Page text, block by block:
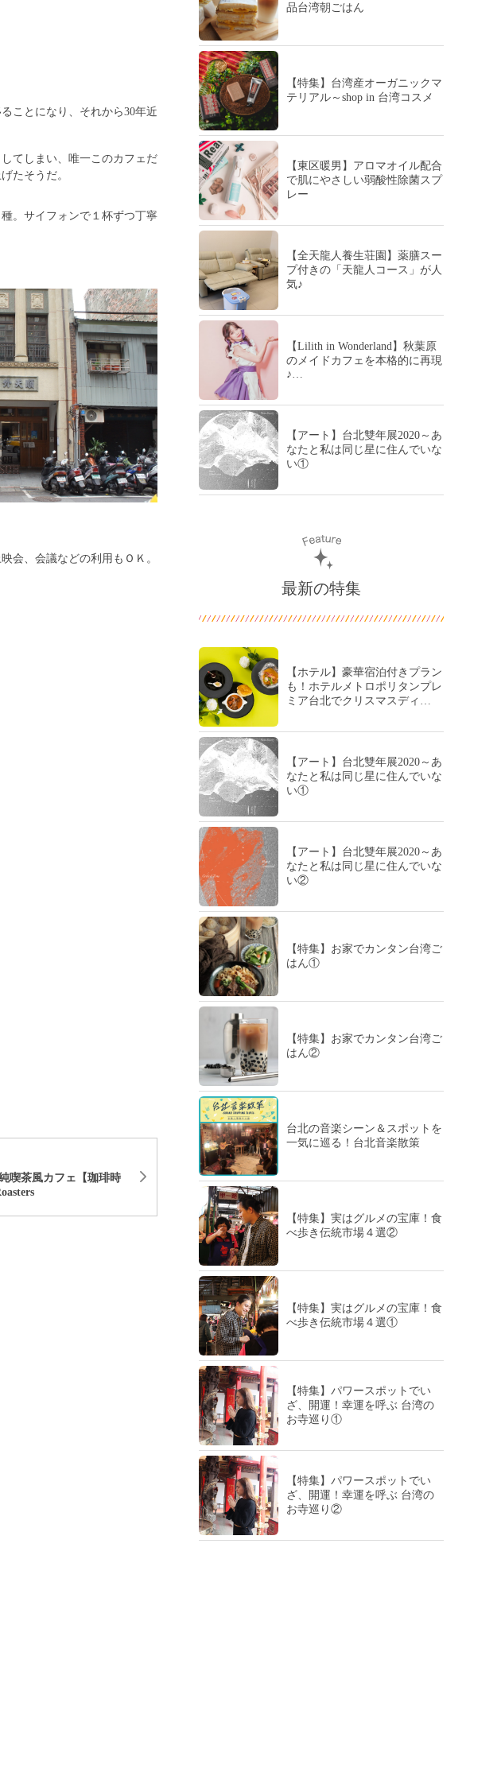
ことになり、それから30年近
てしまい、唯一このカフェだ
たそうだ。
。サイフォンで１杯ずつ丁寧
会、会議などの利用もＯＫ。
喫茶風カフェ【珈琲時
品台湾朝ごはん
【特集】台湾産オーガニックマ
テリアル～shop in 台湾コスメ
【東区暖男】アロマオイル配合
で肌にやさしい弱酸性除菌スプ
レー
【全天龍人養生荘園】薬膳スー
プ付きの「天龍人コース」が人
気♪
【Lilith in Wonderland】秋葉原
のメイドカフェを本格的に再現
♪…
【アート】台北雙年展2020～あ
なたと私は同じ星に住んでいな
い①
最新の特集
【ホテル】豪華宿泊付きプラン
も！ホテルメトロポリタンプレ
ミア台北でクリスマスディ…
【アート】台北雙年展2020～あ
なたと私は同じ星に住んでいな
い①
【アート】台北雙年展2020～あ
なたと私は同じ星に住んでいな
い②
【特集】お家でカンタン台湾ご
はん①
【特集】お家でカンタン台湾ご
はん②
台北の音楽シーン＆スポットを
一気に巡る！台北音楽散策
【特集】実はグルメの宝庫！食
べ歩き伝統市場４選②
【特集】実はグルメの宝庫！食
べ歩き伝統市場４選①
【特集】パワースポットでい
ざ、開運！幸運を呼ぶ 台湾の
お寺巡り①
【特集】パワースポットでい
ざ、開運！幸運を呼ぶ 台湾の
お寺巡り②